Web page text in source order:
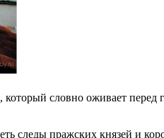
словно оживает перед
следы пражских князей и